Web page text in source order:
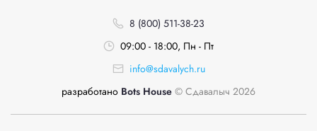
8 (800) 511-38-23
09:00 - 18:00, Пн - Пт
info@sdavalych.ru
разработано Bots House © Сдавалыч 2026